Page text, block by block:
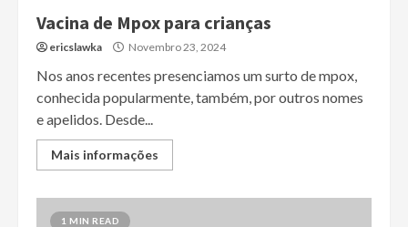
Vacina de Mpox para crianças
ericslawka Novembro 23, 2024
Nos anos recentes presenciamos um surto de mpox,
conhecida popularmente, também, por outros nomes
e apelidos. Desde...
Mais informações
1 MIN READ